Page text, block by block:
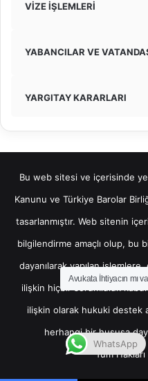
VİZE İŞLEMLERİ
YABANCILAR VE
YARGITAY KARARLARI
Bu web sitesi ve içerisinde
Kanunu ve Türkiye Barolar
tasarlanmıştır. Web sitenin
bilgilendirme amaçlı olup, bu
dayanılarak yapılan
ilişkin hiçbir sorumluluk
ilişkin olarak hukuki destek
herhangi bir hususa
Tüm Hakları
Avukata İhtiyacın mı
WhatsApp